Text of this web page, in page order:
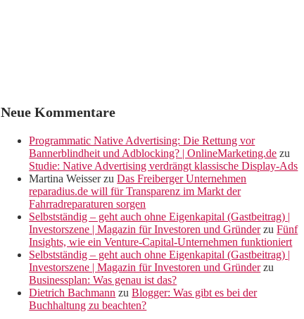
Neue Kommentare
Programmatic Native Advertising: Die Rettung vor
Bannerblindheit und Adblocking? | OnlineMarketing.de zu
Studie: Native Advertising verdrängt klassische Display-Ads
Martina WeisserzuDas Freiberger Unternehmen
reparadius.de will für Transparenz im Markt der
Fahrradreparaturen sorgen
Selbstständig – geht auch ohne Eigenkapital (Gastbeitrag) |
Investorszene | Magazin für Investoren und GründerzuFünf
Insights, wie ein Venture-Capital-Unternehmen funktioniert
Selbstständig – geht auch ohne Eigenkapital (Gastbeitrag) |
Investorszene | Magazin für Investoren und Gründerzu
Businessplan: Was genau ist das?
Dietrich Bachmann zuBlogger: Was gibt es bei der
Buchhaltung zu beachten?